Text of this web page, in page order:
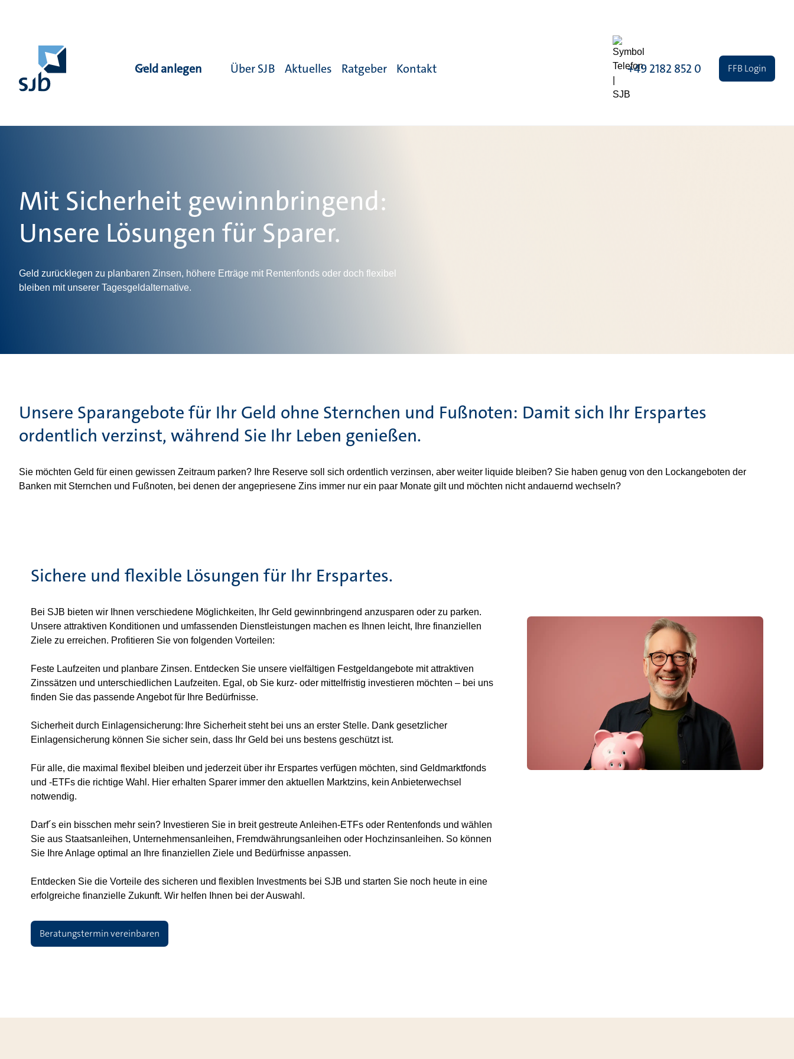
Geld anlegen Über SJB Aktuelles Ratgeber Kontakt +49 2182 852 0 FFB Login
Mit Sicherheit gewinnbringend:
Unsere Lösungen für Sparer.
Geld zurücklegen zu planbaren Zinsen, höhere Erträge mit Rentenfonds oder doch flexibel
bleiben mit unserer Tagesgeldalternative.
Unsere Sparangebote für Ihr Geld ohne Sternchen und Fußnoten: Damit sich Ihr Erspartes
ordentlich verzinst, während Sie Ihr Leben genießen.
Sie möchten Geld für einen gewissen Zeitraum parken? Ihre Reserve soll sich ordentlich verzinsen, aber weiter liquide bleiben? Sie haben genug von den Lockangeboten der
Banken mit Sternchen und Fußnoten, bei denen der angepriesene Zins immer nur ein paar Monate gilt und möchten nicht andauernd wechseln?
Sichere und flexible Lösungen für Ihr Erspartes.
Bei SJB bieten wir Ihnen verschiedene Möglichkeiten, Ihr Geld gewinnbringend anzusparen oder zu parken.
Unsere attraktiven Konditionen und umfassenden Dienstleistungen machen es Ihnen leicht, Ihre finanziellen
Ziele zu erreichen. Profitieren Sie von folgenden Vorteilen:
Feste Laufzeiten und planbare Zinsen. Entdecken Sie unsere vielfältigen Festgeldangebote mit attraktiven
Zinssätzen und unterschiedlichen Laufzeiten. Egal, ob Sie kurz- oder mittelfristig investieren möchten – bei uns
finden Sie das passende Angebot für Ihre Bedürfnisse.
Sicherheit durch Einlagensicherung: Ihre Sicherheit steht bei uns an erster Stelle. Dank gesetzlicher
Einlagensicherung können Sie sicher sein, dass Ihr Geld bei uns bestens geschützt ist.
Für alle, die maximal flexibel bleiben und jederzeit über ihr Erspartes verfügen möchten, sind Geldmarktfonds
und -ETFs die richtige Wahl. Hier erhalten Sparer immer den aktuellen Marktzins, kein Anbieterwechsel
notwendig.
Darf´s ein bisschen mehr sein? Investieren Sie in breit gestreute Anleihen-ETFs oder Rentenfonds und wählen
Sie aus Staatsanleihen, Unternehmensanleihen, Fremdwährungsanleihen oder Hochzinsanleihen. So können
Sie Ihre Anlage optimal an Ihre finanziellen Ziele und Bedürfnisse anpassen.
Entdecken Sie die Vorteile des sicheren und flexiblen Investments bei SJB und starten Sie noch heute in eine
erfolgreiche finanzielle Zukunft. Wir helfen Ihnen bei der Auswahl.
Beratungstermin vereinbaren